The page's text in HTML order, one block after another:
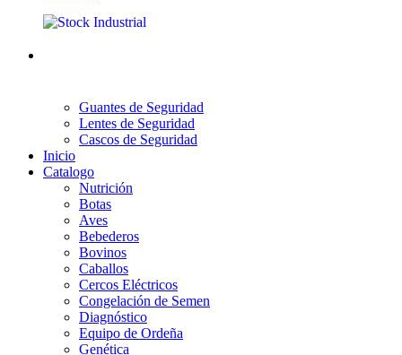
Guantes de Seguridad
Lentes de Seguridad
Cascos de Seguridad
Inicio
Catalogo
Nutrición
Botas
Aves
Bebederos
Bovinos
Caballos
Cercos Eléctricos
Congelación de Semen
Diagnóstico
Equipo de Ordeña
Genética